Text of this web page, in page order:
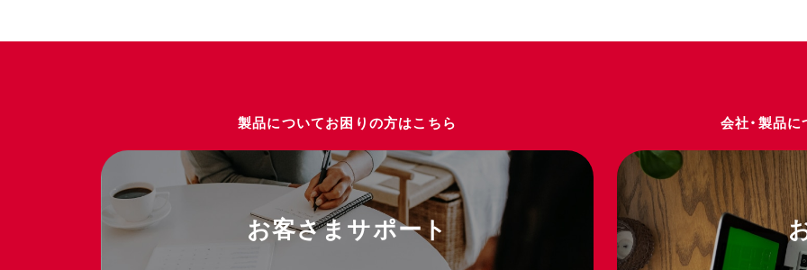
製品についてお困りの方はこちら
お客さまサポート
会社・製品